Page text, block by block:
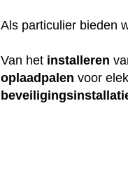
Als particulier bieden
Van het installeren
oplaadpalen voor